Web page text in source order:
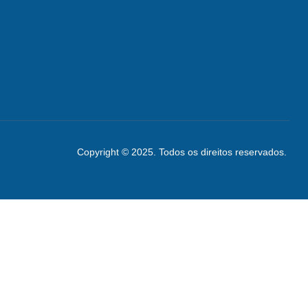
Copyright © 2025. Todos os direitos reservados.